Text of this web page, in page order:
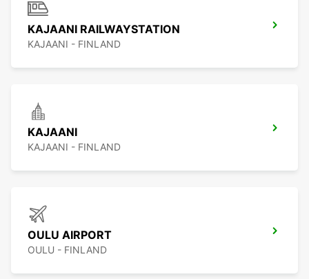
KAJAANI RAILWAYSTATION
KAJAANI - FINLAND
KAJAANI
KAJAANI - FINLAND
OULU AIRPORT
OULU - FINLAND